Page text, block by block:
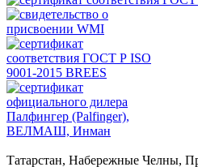
Татарстан, Набережные Челны,